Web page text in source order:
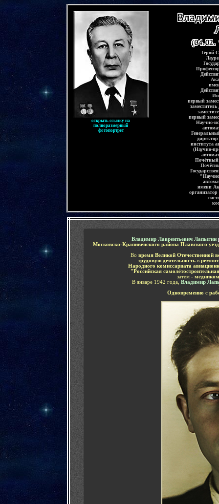
открыть ссылку на
полноразмерный
фотопортрет
Герой
первый
з
первый
Научно-
директор
института
(Научно-
Почётный
имени
Владимир Лаврентьевич Лапыгин
Московско-Крапивенского района Плавского
Во время Великой Отечественной
трудовую деятельность в
Народного комиссариата
"Российская
затем - медником
В январе 1942 года,
Владимир
Одновременно с